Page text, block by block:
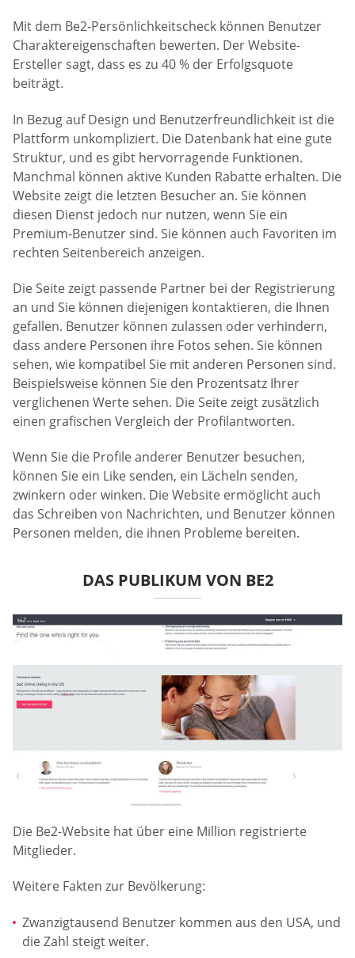
Mit dem Be2-Persönlichkeitscheck können Benutzer
Charaktereigenschaften bewerten. Der Website-
Ersteller sagt, dass es zu 40 % der Erfolgsquote
beiträgt.
In Bezug auf Design und Benutzerfreundlichkeit ist die
Plattform unkompliziert. Die Datenbank hat eine gute
Struktur, und es gibt hervorragende Funktionen.
Manchmal können aktive Kunden Rabatte erhalten. Die
Website zeigt die letzten Besucher an. Sie können
diesen Dienst jedoch nur nutzen, wenn Sie ein
Premium-Benutzer sind. Sie können auch Favoriten im
rechten Seitenbereich anzeigen.
Die Seite zeigt passende Partner bei der Registrierung
an und Sie können diejenigen kontaktieren, die Ihnen
gefallen. Benutzer können zulassen oder verhindern,
dass andere Personen ihre Fotos sehen. Sie können
sehen, wie kompatibel Sie mit anderen Personen sind.
Beispielsweise können Sie den Prozentsatz Ihrer
verglichenen Werte sehen. Die Seite zeigt zusätzlich
einen grafischen Vergleich der Profilantworten.
Wenn Sie die Profile anderer Benutzer besuchen,
können Sie ein Like senden, ein Lächeln senden,
zwinkern oder winken. Die Website ermöglicht auch
das Schreiben von Nachrichten, und Benutzer können
Personen melden, die ihnen Probleme bereiten.
DAS PUBLIKUM VON BE2
Die Be2-Website hat über eine Million registrierte
Mitglieder.
Weitere Fakten zur Bevölkerung:
Zwanzigtausend Benutzer kommen aus den USA, und
die Zahl steigt weiter.